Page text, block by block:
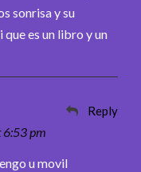
sonrisa y su
que es un libro y un
6:53 pm
Reply
u movil